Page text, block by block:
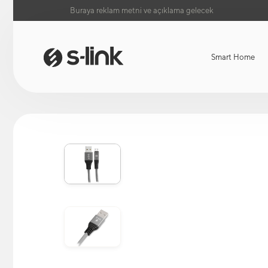
Buraya reklam metni ve açıklama gelecek
Smart Home